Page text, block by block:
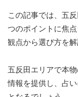
この記事では、五
つのポイントに焦
観点から選び方を解
五反田エリアで本
情報を提供し、占